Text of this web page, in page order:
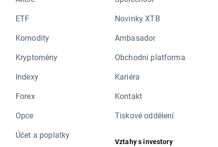
ETF
Komodity
Kryptoměny
Indexy
Forex
Opce
Účet a poplatky
Novinky XTB
Ambasador
Obchodní platforma
Kariéra
Kontakt
Tiskové oddělení
Vztahy s investory